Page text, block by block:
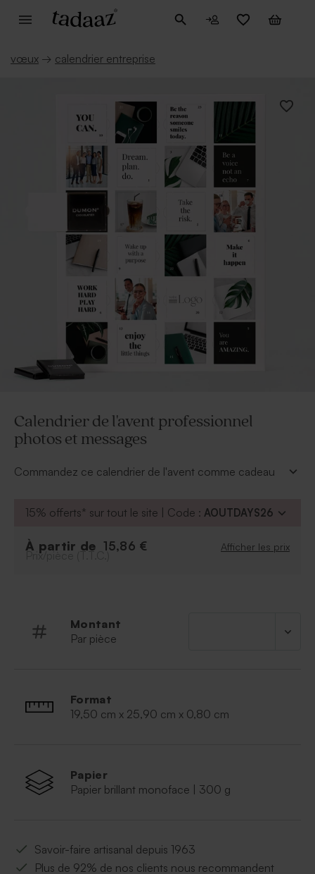
vœux → calendrier entreprise
Calendrier de l'avent professionnel
photos et messages
Commandez ce calendrier de l'avent comme cadeau
* Contient 24 chocolats au lait
* Chocolatier Belge (Bruges) - Dumon
15% offerts* sur tout le site | Code : AOUTDAYS26
À partir de 15,86 € Afficher les prix
Prix/pièce (T.T.C.)
Montant
Par pièce
Format
19,50 cm x 25,90 cm x 0,80 cm
Papier
Papier brillant monoface | 300 g
Savoir-faire artisanal depuis 1963
Plus de 92% de nos clients nous recommandent